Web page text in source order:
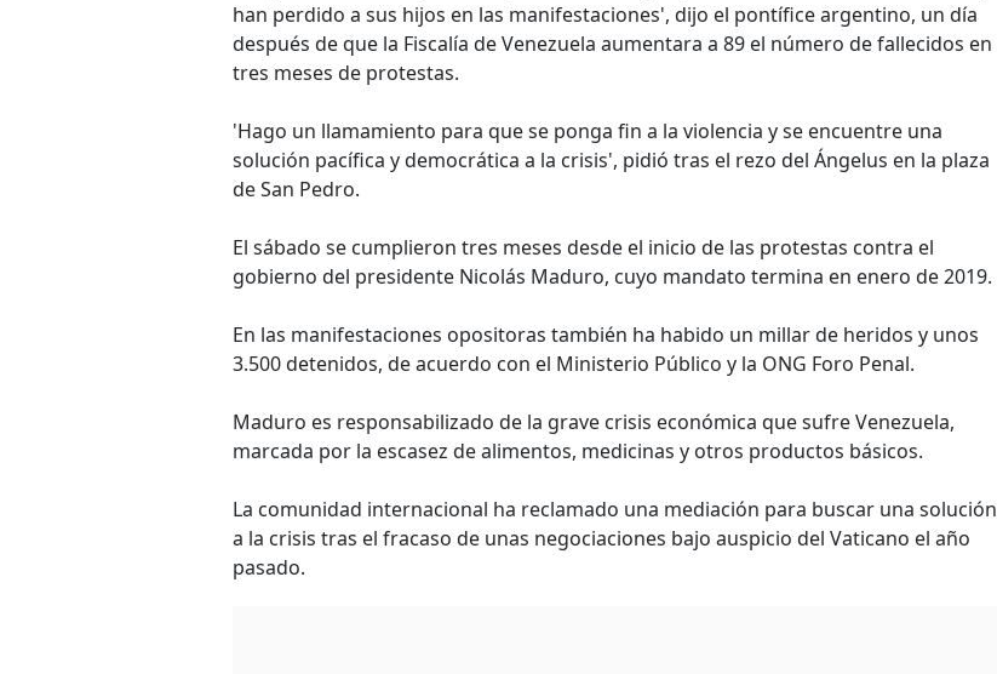
han perdido a sus hijos en las manifestaciones', dijo el pontífice argentino, un día
después de que la Fiscalía de Venezuela aumentara a 89 el número de fallecidos en
tres meses de protestas.
'Hago un llamamiento para que se ponga fin a la violencia y se encuentre una
solución pacífica y democrática a la crisis', pidió tras el rezo del Ángelus en la plaza
de San Pedro.
El sábado se cumplieron tres meses desde el inicio de las protestas contra el
gobierno del presidente Nicolás Maduro, cuyo mandato termina en enero de 2019.
En las manifestaciones opositoras también ha habido un millar de heridos y unos
3.500 detenidos, de acuerdo con el Ministerio Público y la ONG Foro Penal.
Maduro es responsabilizado de la grave crisis económica que sufre Venezuela,
marcada por la escasez de alimentos, medicinas y otros productos básicos.
La comunidad internacional ha reclamado una mediación para buscar una solución
a la crisis tras el fracaso de unas negociaciones bajo auspicio del Vaticano el año
pasado.